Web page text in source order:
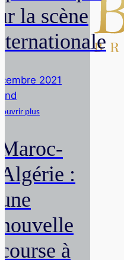
la scène
2021
plus
Maroc-
Algérie :
une
nouvelle
course à